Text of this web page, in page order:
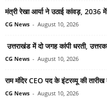
मंत्री रेखा आर्या ने उठाई कांवड़, 2036
CG News - August 10, 2026
उत्तराखंड में दो जगह कांपी धरती,
CG News - August 10, 2026
राम मंदिर CEO पद के इंटरव्यू की
CG News - August 10, 2026